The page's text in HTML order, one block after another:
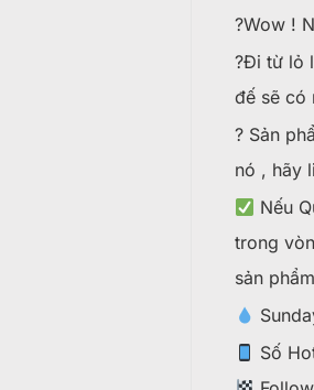
?Wow !
?Đi từ lỏ
đế sẽ có
? Sản
nó , hãy
Nếu
trong
sản
Số